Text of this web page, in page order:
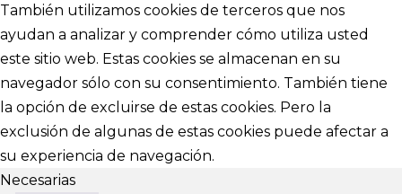
También utilizamos cookies de terceros que nos
ayudan a analizar y comprender cómo utiliza usted
este sitio web. Estas cookies se almacenan en su
navegador sólo con su consentimiento. También tiene
la opción de excluirse de estas cookies. Pero la
exclusión de algunas de estas cookies puede afectar a
su experiencia de navegación.
Necesarias